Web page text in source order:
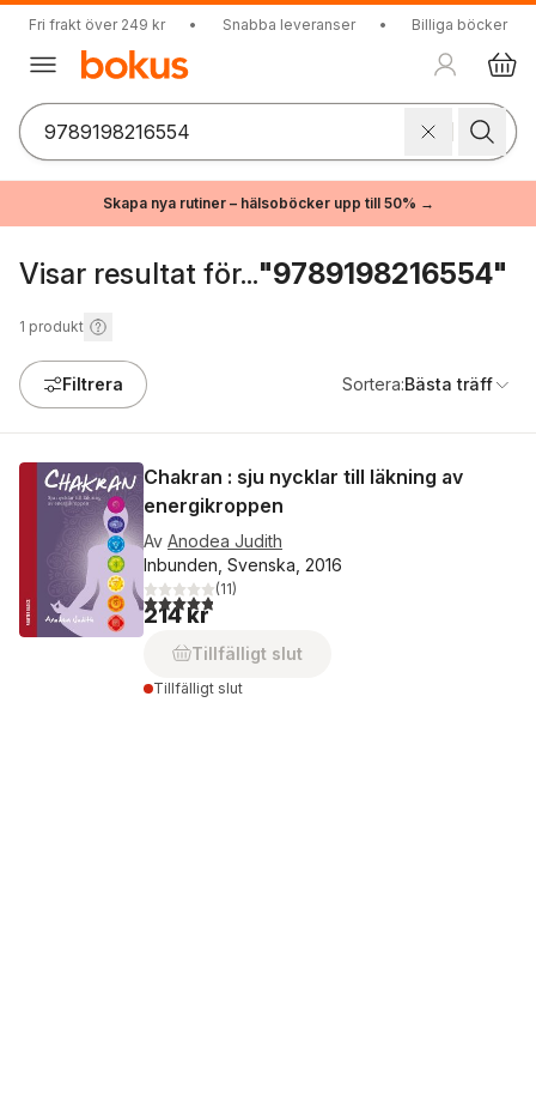
Fri frakt över 249 kr • Snabba leveranser • Billiga böcker
Skapa nya rutiner – hälsoböcker upp till 50% →
Visar resultat för..."9789198216554"
1 produkt
Filtrera Sortera:Bästa träff
Chakran : sju nycklar till läkning av
energikroppen
Av Anodea Judith
Inbunden, Svenska, 2016
4,8utav 5 stjärnor. Totalt antal röster:
(11)
214 kr
Tillfälligt slut
Tillfälligt slut